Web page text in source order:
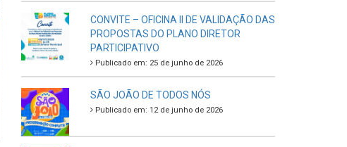
CONVITE – OFICINA II DE VALIDAÇÃO DAS
PROPOSTAS DO PLANO DIRETOR
PARTICIPATIVO
Publicado em: 25 de junho de 2026
SÃO JOÃO DE TODOS NÓS
Publicado em: 12 de junho de 2026